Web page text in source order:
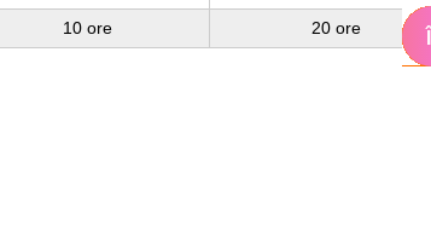
10 ore 20 ore